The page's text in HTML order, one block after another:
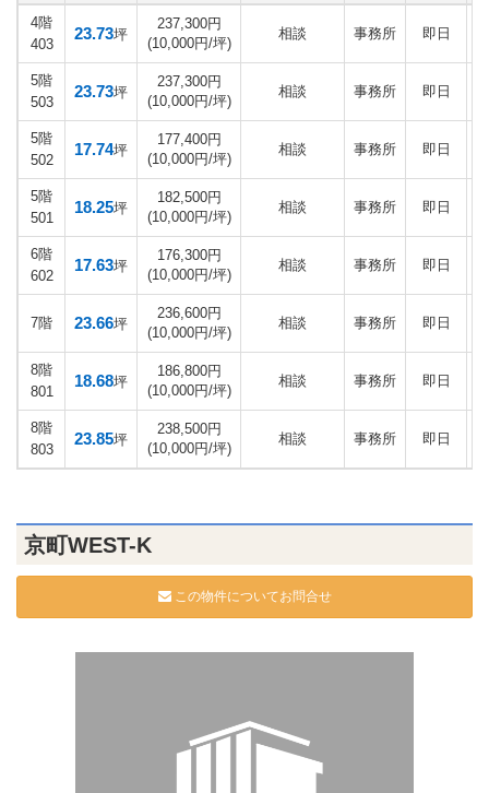
4階
403
23.73坪
237,300円
(10,000円/坪)
相談 事務所 即日
5階
503
23.73坪
237,300円
(10,000円/坪)
相談 事務所 即日
5階
502
17.74坪
177,400円
(10,000円/坪)
相談 事務所 即日
5階
501
18.25坪
182,500円
(10,000円/坪)
相談 事務所 即日
6階
602
17.63坪
176,300円
(10,000円/坪)
相談 事務所 即日
7階 23.66坪
236,600円
(10,000円/坪)
相談 事務所 即日
8階
801
18.68坪
186,800円
(10,000円/坪)
相談 事務所 即日
8階
803
23.85坪
238,500円
(10,000円/坪)
相談 事務所 即日
京町WEST-K
この物件についてお問合せ